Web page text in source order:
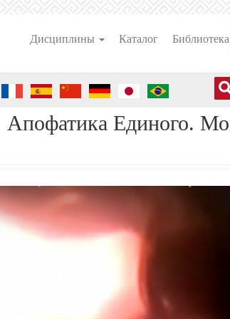
Дисциплины Каталог Библиотека
Единого.